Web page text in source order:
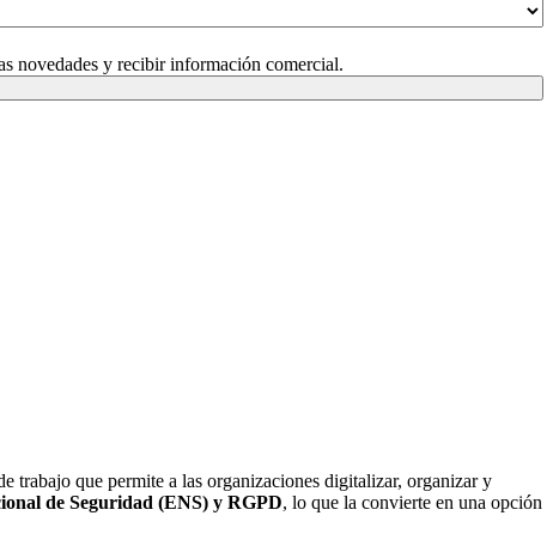
novedades y recibir información comercial.
trabajo que permite a las organizaciones digitalizar, organizar y
de Seguridad (ENS) y RGPD, lo que la convierte en una opción